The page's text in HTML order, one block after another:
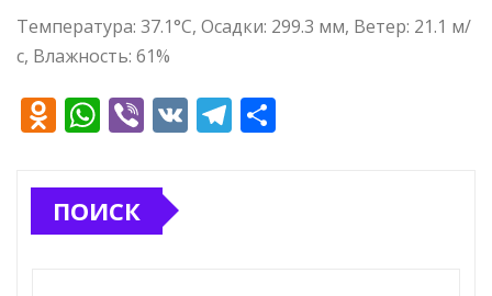
Температура: 37.1°C, Осадки: 299.3 мм, Ветер: 21.1 м/
с, Влажность: 61%
O
n
o
W
at
s
Vi
e
V T
ПОИСК